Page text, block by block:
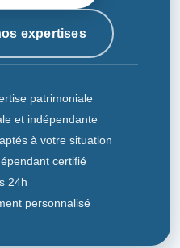
expertises
patrimoniale
et indépendante
à votre situation
certifié
24h
personnalisé